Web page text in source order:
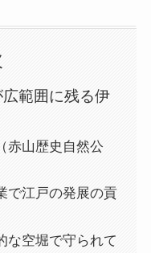
広範囲に残る伊
赤山歴史自然公
で江戸の発展の貢
な空堀で守られて